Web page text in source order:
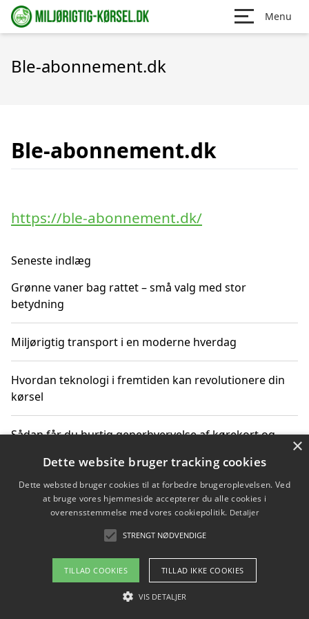
Menu
Ble-abonnement.dk
Ble-abonnement.dk
https://ble-abonnement.dk/
Seneste indlæg
Grønne vaner bag rattet – små valg med stor
betydning
Miljørigtig transport i en moderne hverdag
Hvordan teknologi i fremtiden kan revolutionere din
kørsel
Sådan får du hurtig generhvervelse af kørekort og
Sådan lærer du miljørigtig kørsel hos en køreskole i
Gentofte
Copyright 2026 - Pilanto Aps
Om / kontakt
×
Dette website bruger tracking cookies
Dette websted bruger cookies til at forbedre brugeroplevelsen. Ved
at bruge vores hjemmeside accepterer du alle cookies i
overensstemmelse med vores cookiepolitik. Detaljer
STRENGT NØDVENDIGE
TILLAD COOKIES TILLAD IKKE COOKIES
VIS DETALJER